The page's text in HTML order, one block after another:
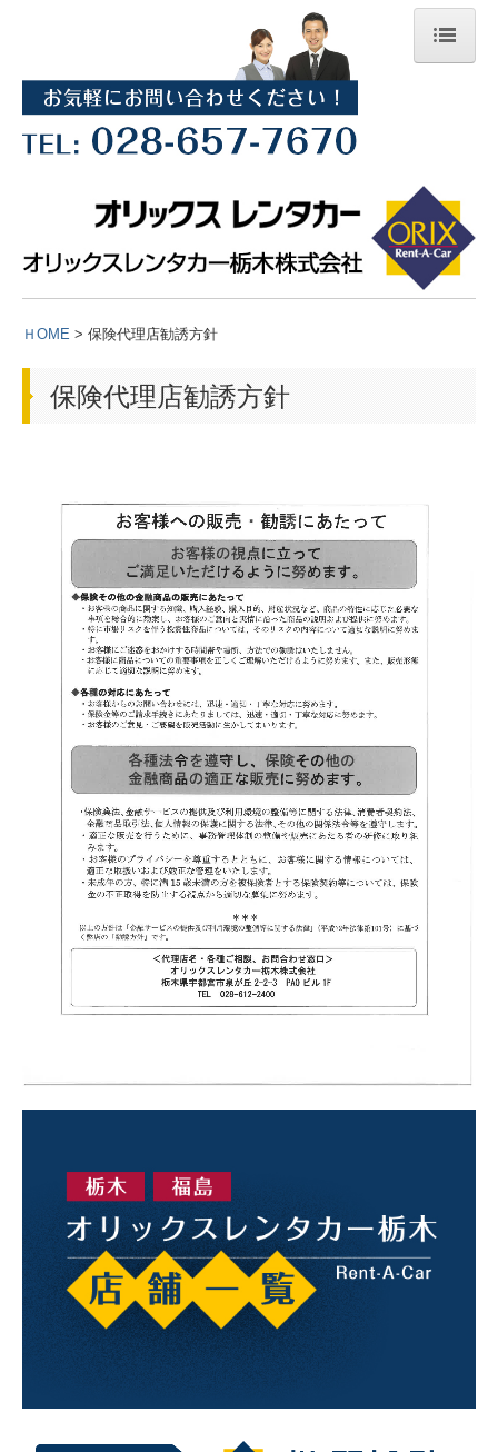
ホーム
企業情報
新着情報バックナンバー
店舗一覧
採用情報
求める人物像
先輩社員の声
仕事内容
社員旅行
洗車コンテスト
お問合せ
個人様専用お問合せ
法人様専用お問合せ
ＨOME > 保険代理店勧誘方針
保険代理店勧誘方針